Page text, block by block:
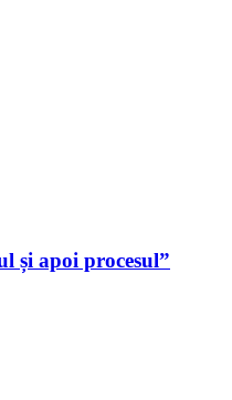
și apoi procesul”